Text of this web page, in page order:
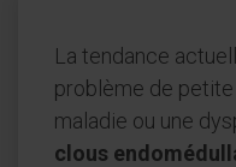
La tendance
problème de
maladie ou une
clous